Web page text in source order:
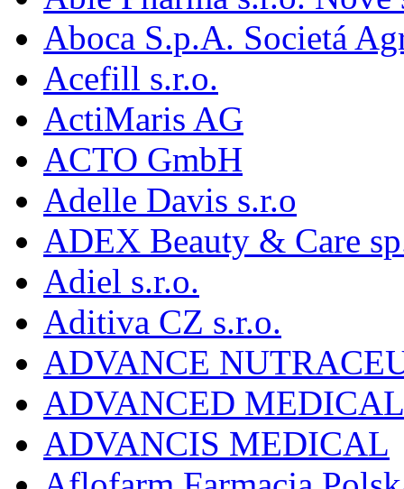
Aboca S.p.A. Societá
Acefill s.r.o.
ActiMaris AG
ACTO GmbH
Adelle Davis s.r.o
ADEX Beauty & Care
Adiel s.r.o.
Aditiva CZ s.r.o.
ADVANCE
ADVANCED
ADVANCIS MEDICAL